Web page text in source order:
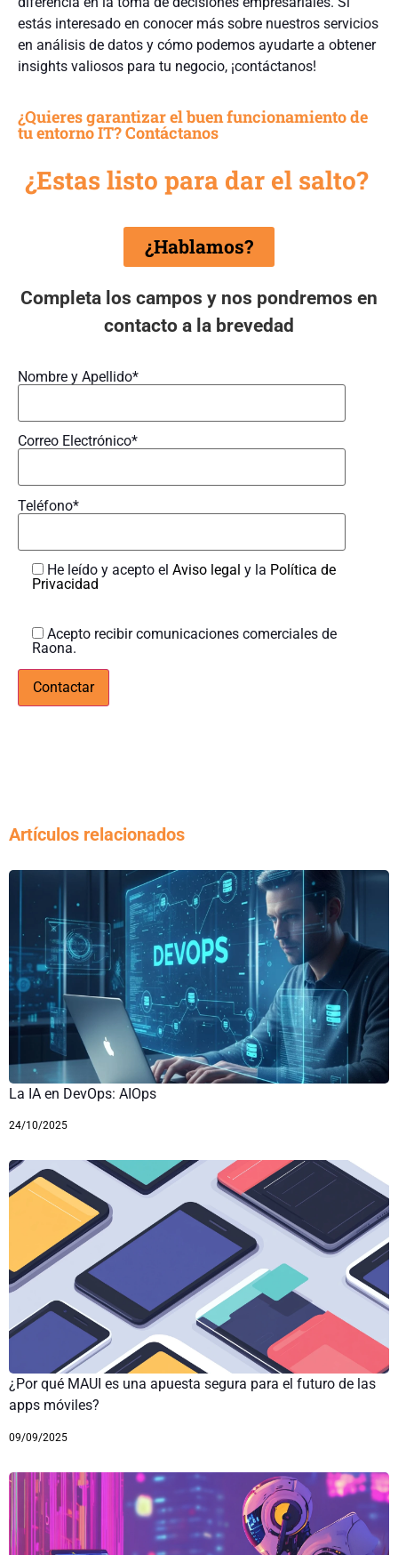
estás interesado en conocer más sobre nuestros servicios
en análisis de datos y cómo podemos ayudarte a obtener
insights valiosos para tu negocio, ¡contáctanos!
¿Quieres garantizar el buen funcionamiento de
tu entorno IT? Contáctanos
¿Estas listo para dar el salto?
¿Hablamos?
Completa los campos y nos pondremos en
contacto a la brevedad
Nombre y Apellido*
Correo Electrónico*
Teléfono*
He leído y acepto el Aviso legal y la Política de
Privacidad
Acepto recibir comunicaciones comerciales de
Raona.
Artículos relacionados
La IA en DevOps: AIOps
24/10/2025
¿Por qué MAUI es una apuesta segura para el futuro de las
apps móviles?
09/09/2025